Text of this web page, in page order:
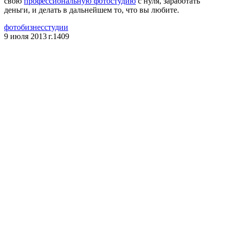
деньги, и делать в дальнейшем то, что вы любите.
фотобизнесстудии
9 июля 2013 г.1409